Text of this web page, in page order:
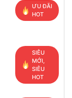
ƯU ĐÃI
HOT
SIÊU
MỚI,
SIÊU
HOT